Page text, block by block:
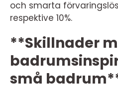
och smarta
respektive 10%.
**Skillnader
små